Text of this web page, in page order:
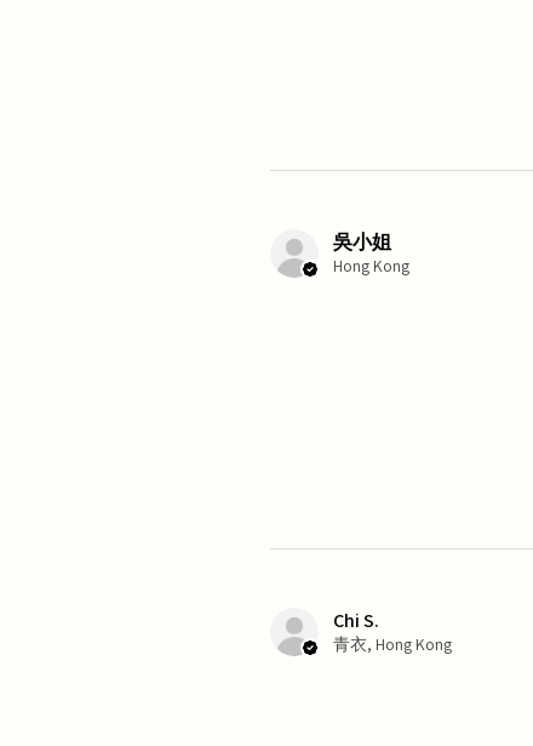
吳小姐
Hong Kong
Chi S.
青衣, Hong Kong